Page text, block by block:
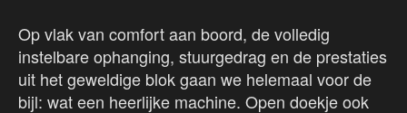
Op vlak van comfort aan boord, de volledig
instelbare ophanging, stuurgedrag en de prestaties
uit het geweldige blok gaan we helemaal voor de
bijl: wat een heerlijke machine. Open doekje ook